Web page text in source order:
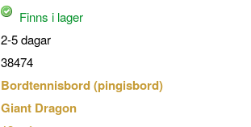
Finns i lager
2-5 dagar
38474
Bordtennisbord (pingisbord)
Giant Dragon